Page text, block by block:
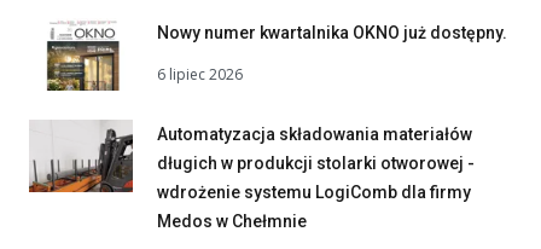
Nowy numer kwartalnika OKNO już dostępny.
6 lipiec 2026
Automatyzacja składowania materiałów
długich w produkcji stolarki otworowej -
wdrożenie systemu LogiComb dla firmy
Medos w Chełmnie